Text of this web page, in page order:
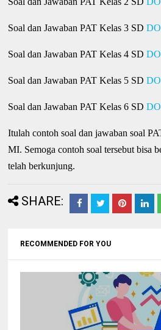
Soal dan Jawaban PAT Kelas 3 SD
Soal dan Jawaban PAT Kelas 4 SD
Soal dan Jawaban PAT Kelas 5 SD
Soal dan Jawaban PAT Kelas 6 SD
Itulah contoh soal dan jawaban soal
MI. Semoga contoh soal tersebut bisa
telah berkunjung.
SHARE:
RECOMMENDED FOR YOU